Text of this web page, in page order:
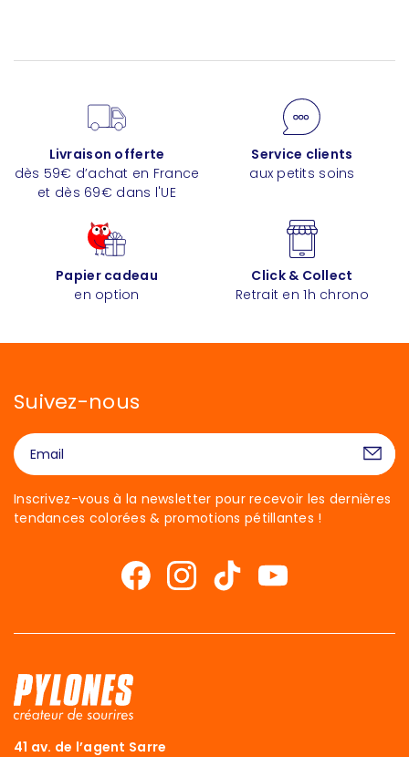
Livraison offerte
dès 59€ d’achat en France
et dès 69€ dans l'UE
Service clients
aux petits soins
Papier cadeau
en option
Click & Collect
Retrait en 1h chrono
Suivez-nous
Inscrivez-vous à la newsletter pour recevoir les dernières
tendances colorées & promotions pétillantes !
41 av. de l’agent Sarre